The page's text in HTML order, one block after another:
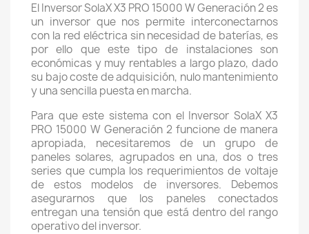
El Inversor SolaX X3 PRO 15000 W Generación 2 es
un inversor que nos permite interconectarnos
con la red eléctrica sin necesidad de baterías, es
por ello que este tipo de instalaciones son
económicas y muy rentables a largo plazo, dado
su bajo coste de adquisición, nulo mantenimiento
y una sencilla puesta en marcha.
Para que este sistema con el Inversor SolaX X3
PRO 15000 W Generación 2 funcione de manera
apropiada, necesitaremos de un grupo de
paneles solares, agrupados en una, dos o tres
series que cumpla los requerimientos de voltaje
de estos modelos de inversores. Debemos
asegurarnos que los paneles conectados
entregan una tensión que está dentro del rango
operativo del inversor.